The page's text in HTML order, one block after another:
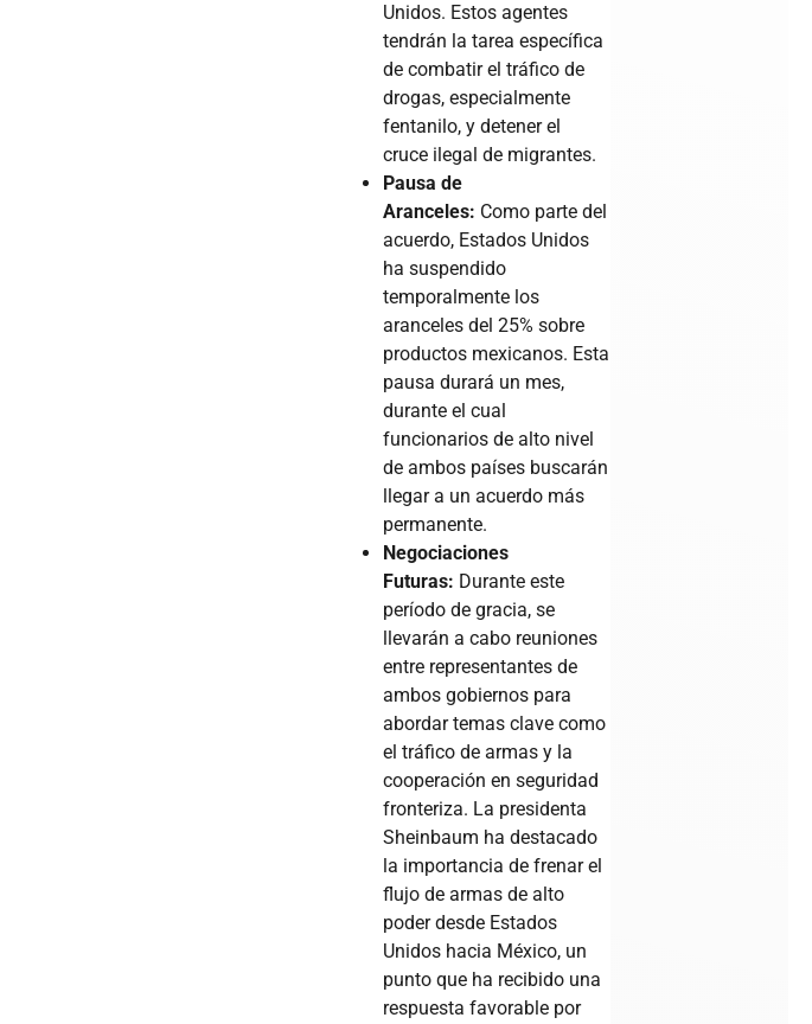
Unidos. Estos agentes
tendrán la tarea específica
de combatir el tráfico de
drogas, especialmente
fentanilo, y detener el
cruce ilegal de migrantes.
Pausa de
Aranceles: Como parte del
acuerdo, Estados Unidos
ha suspendido
temporalmente los
aranceles del 25% sobre
productos mexicanos. Esta
pausa durará un mes,
durante el cual
funcionarios de alto nivel
de ambos países buscarán
llegar a un acuerdo más
permanente.
Negociaciones
Futuras: Durante este
período de gracia, se
llevarán a cabo reuniones
entre representantes de
ambos gobiernos para
abordar temas clave como
el tráfico de armas y la
cooperación en seguridad
fronteriza. La presidenta
Sheinbaum ha destacado
la importancia de frenar el
flujo de armas de alto
poder desde Estados
Unidos hacia México, un
punto que ha recibido una
respuesta favorable por